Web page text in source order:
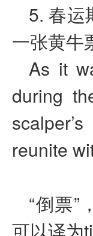
5. 春运
一张黄牛
As it
during
reunite
“倒票”
可以译为